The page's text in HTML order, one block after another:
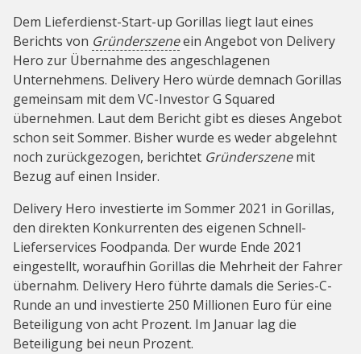
Dem Lieferdienst-Start-up Gorillas liegt laut eines
Berichts von Gründerszeneein Angebot von Delivery
Hero zur Übernahme des angeschlagenen
Unternehmens. Delivery Hero würde demnach Gorillas
gemeinsam mit dem VC-Investor G Squared
übernehmen. Laut dem Bericht gibt es dieses Angebot
schon seit Sommer. Bisher wurde es weder abgelehnt
noch zurückgezogen, berichtet Gründerszenemit
Bezug auf einen Insider.
Delivery Hero investierte im Sommer 2021 in Gorillas,
den direkten Konkurrenten des eigenen Schnell-
Lieferservices Foodpanda. Der wurde Ende 2021
eingestellt, woraufhin Gorillas die Mehrheit der Fahrer
übernahm. Delivery Hero führte damals die Series-C-
Runde an und investierte 250 Millionen Euro für eine
Beteiligung von acht Prozent. Im Januar lag die
Beteiligung bei neun Prozent.